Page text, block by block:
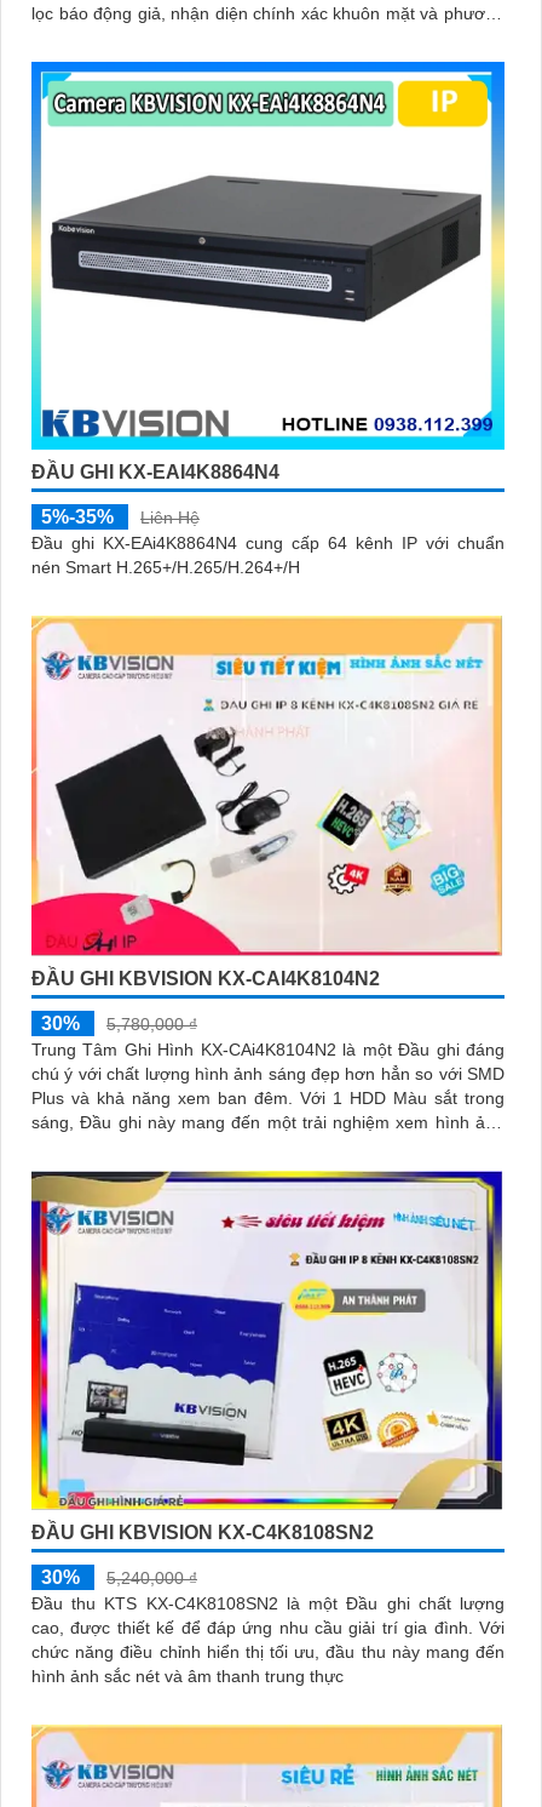
lọc báo động giả, nhận diện chính xác khuôn mặt và phương
ĐẦU GHI KX-EAI4K8864N4
5%-35%
Liên Hệ
Đầu ghi KX-EAi4K8864N4 cung cấp 64 kênh IP với chuẩn
nén Smart H.265+/H.265/H.264+/H
ĐẦU GHI KBVISION KX-CAI4K8104N2
30%
5,780,000 ₫
Trung Tâm Ghi Hình KX-CAi4K8104N2 là một Đầu ghi đáng
chú ý với chất lượng hình ảnh sáng đẹp hơn hẳn so với SMD
Plus và khả năng xem ban đêm. Với 1 HDD Màu sắt trong
sáng, Đầu ghi này mang đến một trải nghiệm xem hình ảnh
ĐẦU GHI KBVISION KX-C4K8108SN2
30%
5,240,000 ₫
Đầu thu KTS KX-C4K8108SN2 là một Đầu ghi chất lượng
cao, được thiết kế để đáp ứng nhu cầu giải trí gia đình. Với
chức năng điều chỉnh hiển thị tối ưu, đầu thu này mang đến
hình ảnh sắc nét và âm thanh trung thực